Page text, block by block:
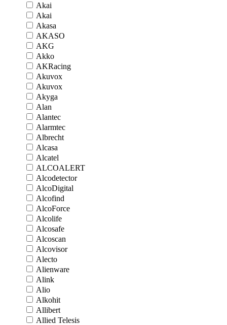
Akai
Akai
Akasa
AKASO
AKG
Akko
AKRacing
Akuvox
Akuvox
Akyga
Alan
Alantec
Alarmtec
Albrecht
Alcasa
Alcatel
ALCOALERT
Alcodetector
AlcoDigital
Alcofind
AlcoForce
Alcolife
Alcosafe
Alcoscan
Alcovisor
Alecto
Alienware
Alink
Alio
Alkohit
Allibert
Allied Telesis